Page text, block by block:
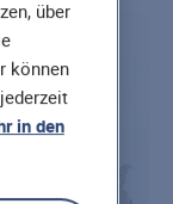
über
können
in den